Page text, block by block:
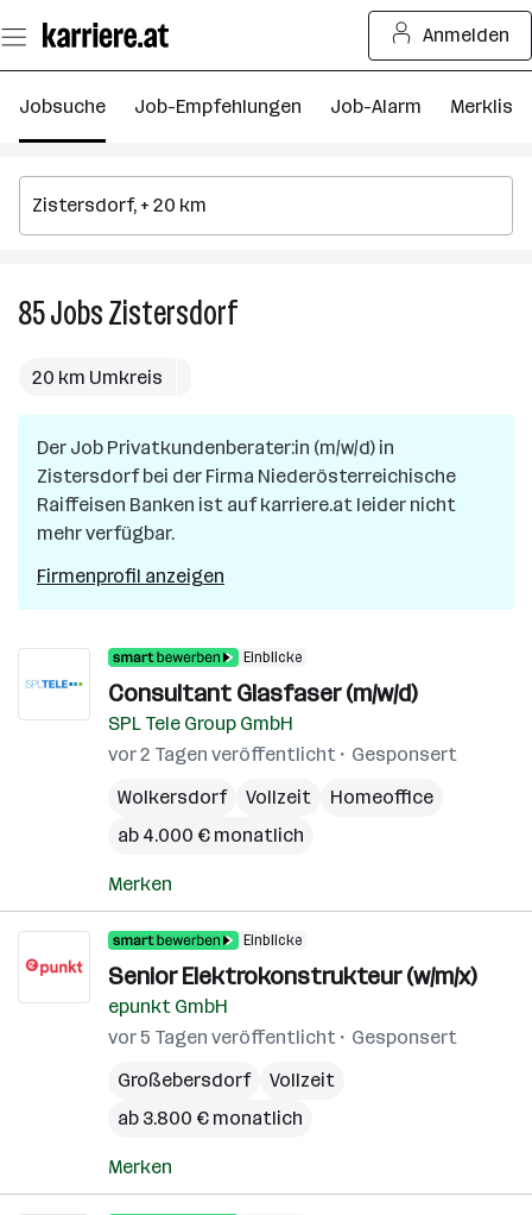
Seiteninhalt
springen
Anmelden
Jobsuche Job-Empfehlungen Job-Alarm Merkliste
85JobsZistersdorf85
20 km Umkreis
Der Job Privatkundenberater:in (m/w/d) in
Zistersdorfbei der Firma Niederösterreichische
Raiffeisen Banken ist auf karriere.at leider nicht
mehr verfügbar.
Firmenprofil anzeigen
Einblicke
Consultant Glasfaser (m/w/d)
SPL Tele Group GmbH
vor 2 Tagen veröffentlicht
Gesponsert
Wolkersdorf
Vollzeit
Homeoffice
ab 4.000 € monatlich
Merken
Einblicke
Senior Elektrokonstrukteur (w/m/x)
epunkt GmbH
vor 5 Tagen veröffentlicht
Gesponsert
Großebersdorf
Vollzeit
ab 3.800 € monatlich
Merken